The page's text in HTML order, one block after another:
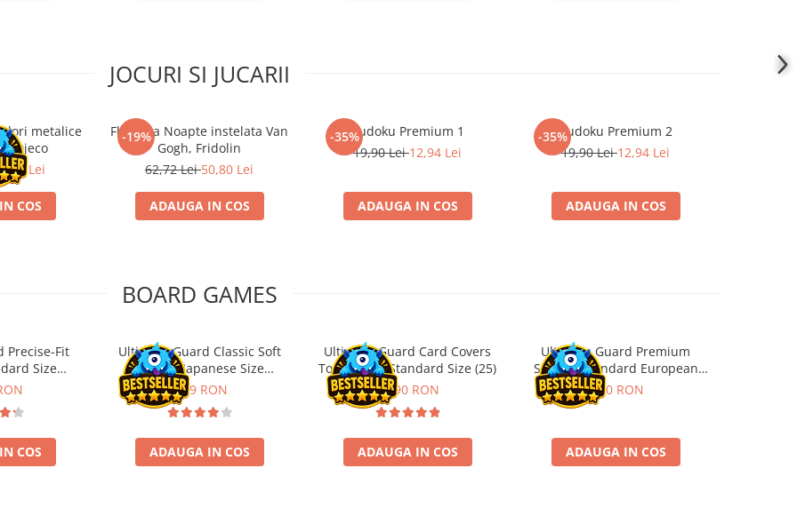
JOCURI SI JUCARII
metalice
Djeco
Lei
COS
-19%
Flasneta Noapte instelata Van
Gogh, Fridolin
62,72 Lei50,80 Lei
ADAUGA IN COS
-35%Sudoku Premium 1
19,90 Lei12,94 Lei
ADAUGA IN COS
-35%Sudoku Premium 2
19,90 Lei12,94 Lei
ADAUGA IN COS
BOARD GAMES
Precise-Fit
Size
(100)
COS
Ultimate Guard Classic Soft
Sleeves Japanese Size
Transparent (100)
9,99 RON
ADAUGA IN COS
Ultimate Guard Card Covers
Toploading Standard Size (25)
29,90 RON
ADAUGA IN COS
Ultimate Guard Premium
Sleeves Standard European
Board Game Size (50)
9,90 RON
ADAUGA IN COS